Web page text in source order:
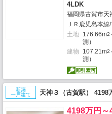
4LDK
福岡県古賀市天
ＪＲ鹿児島本
土地 176.66m2
測）
建物
107.21m2
測）
新築
一戸建て
天神３（古賀駅） 4198
4198万円～